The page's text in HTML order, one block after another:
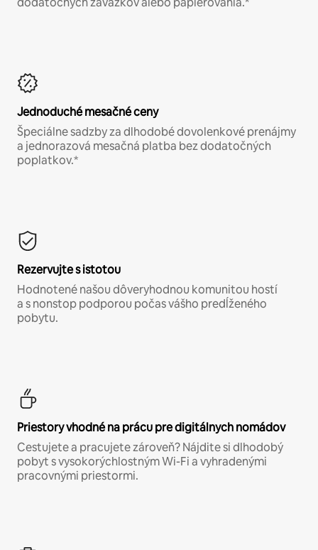
Jednoduché mesačné ceny
Špeciálne sadzby za dlhodobé dovolenkové prenájmy
a jednorazová mesačná platba bez dodatočných
poplatkov.*
Rezervujte s istotou
Hodnotené našou dôveryhodnou komunitou hostí
a s nonstop podporou počas vášho predĺženého
pobytu.
Priestory vhodné na prácu pre digitálnych nomádov
Cestujete a pracujete zároveň? Nájdite si dlhodobý
pobyt s vysokorýchlostným Wi-Fi a vyhradenými
pracovnými priestormi.